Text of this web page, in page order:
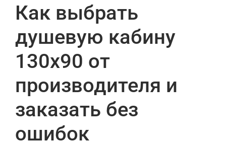
Как выбрать
душевую кабину
130х90 от
производителя и
заказать без
ошибок